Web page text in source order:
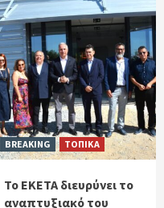
BREAKING ΤΟΠΙΚΑ
Το ΕΚΕΤΑ διευρύνει το
αναπτυξιακό του